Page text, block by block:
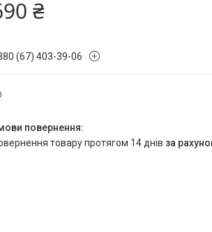
₴
(67) 403-39-06
товару протягом 14 днів за